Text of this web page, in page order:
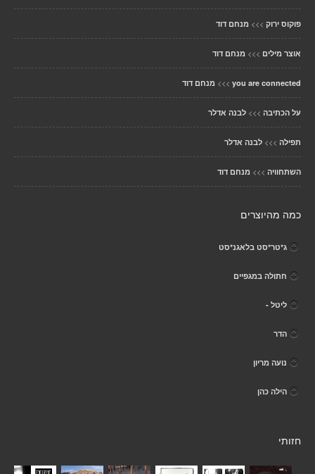
פוקוס ירוק >>> מנחם דוד
אוצר מילים >>> מנחם דוד
you are connected
>>> מנחם דוד
על הכתיבה >>> לבנה אדלר
תפילה >>> לבנה אדלר
השתחוויה >>> מנחם דוד
כמה מהיוצרים
ג*טר*סט בלאגנ*סט
חתולה במגפיים
ליטל -
הדר
נועה מריון
הילה כהן
חזותי